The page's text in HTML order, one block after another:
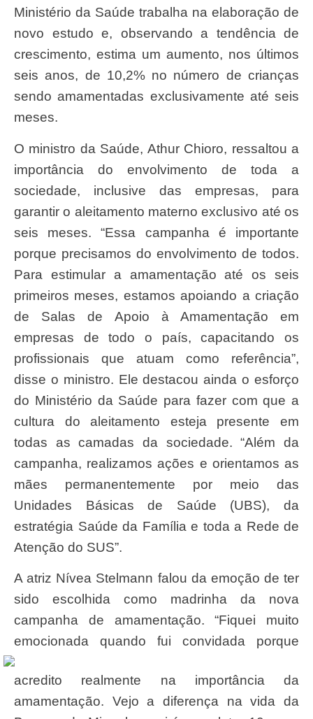
Ministério da Saúde trabalha na elaboração de
novo estudo e, observando a tendência de
crescimento, estima um aumento, nos últimos
seis anos, de 10,2% no número de crianças
sendo amamentadas exclusivamente até seis
meses.
O ministro da Saúde, Athur Chioro, ressaltou a
importância do envolvimento de toda a
sociedade, inclusive das empresas, para
garantir o aleitamento materno exclusivo até os
seis meses. “Essa campanha é importante
porque precisamos do envolvimento de todos.
Para estimular a amamentação até os seis
primeiros meses, estamos apoiando a criação
de Salas de Apoio à Amamentação em
empresas de todo o país, capacitando os
profissionais que atuam como referência”,
disse o ministro. Ele destacou ainda o esforço
do Ministério da Saúde para fazer com que a
cultura do aleitamento esteja presente em
todas as camadas da sociedade. “Além da
campanha, realizamos ações e orientamos as
mães permanentemente por meio das
Unidades Básicas de Saúde (UBS), da
estratégia Saúde da Família e toda a Rede de
Atenção do SUS”.
A atriz Nívea Stelmann falou da emoção de ter
sido escolhida como madrinha da nova
campanha de amamentação. “Fiquei muito
emocionada quando fui convidada porque
acredito realmente na importância da
amamentação. Vejo a diferença na vida da